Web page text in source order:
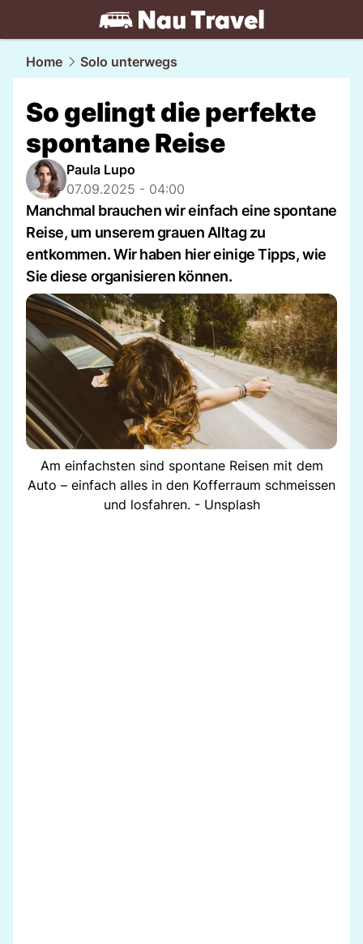
travel.NAU.ch
Home Solo unterwegs
So gelingt die perfekte
spontane Reise
Paula Lupo
07.09.2025 - 04:00
Manchmal brauchen wir einfach eine spontane
Reise, um unserem grauen Alltag zu
entkommen. Wir haben hier einige Tipps, wie
Sie diese organisieren können.
Am einfachsten sind spontane Reisen mit dem
Auto – einfach alles in den Kofferraum schmeissen
und losfahren. - Unsplash